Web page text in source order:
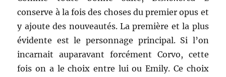
conserve à la fois des choses du premier opus et
y ajoute des nouveautés. La première et la plus
évidente est le personnage principal. Si l’on
incarnait auparavant forcément Corvo, cette
fois on a le choix entre lui ou Emily. Ce choix